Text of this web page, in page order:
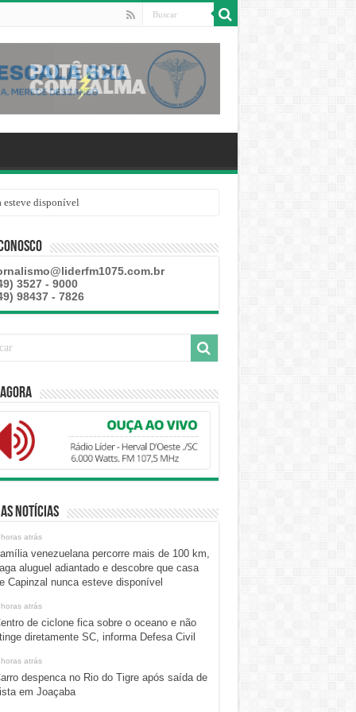
esteve disponível
3527 - 9000
98437 - 7826
Notícias
atrás
venezuelana percorre mais de 100 km,
aluguel adiantado e descobre que casa
Capinzal nunca esteve disponível
atrás
de ciclone fica sobre o oceano e não
diretamente SC, informa Defesa Civil
atrás
despenca no Rio do Tigre após saída de
em Joaçaba